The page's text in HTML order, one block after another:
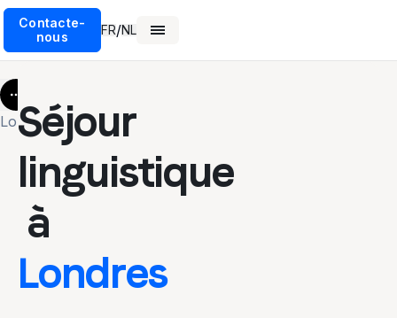
Contacte-
nous
FR/NL
More
Londres
Séjour
linguistique
à
Londres